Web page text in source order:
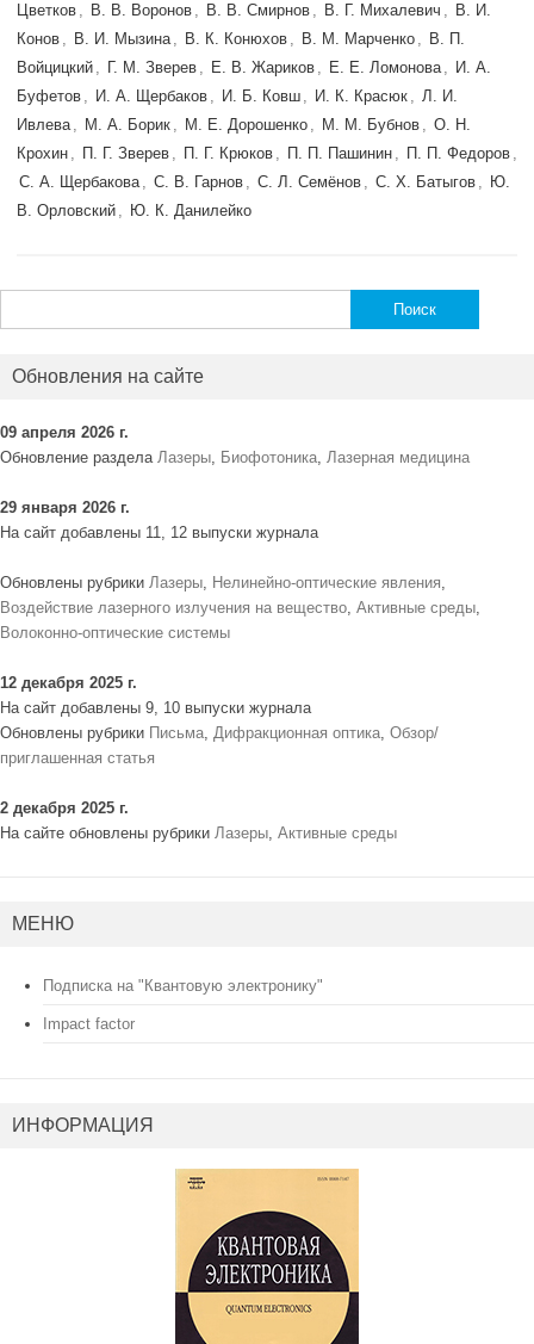
Цветков , В. В. Воронов , В. В. Смирнов , В. Г. Михалевич , В. И.
Конов , В. И. Мызина , В. К. Конюхов , В. М. Марченко , В. П.
Войцицкий , Г. М. Зверев , Е. В. Жариков , Е. Е. Ломонова , И. А.
Буфетов , И. А. Щербаков , И. Б. Ковш , И. К. Красюк , Л. И.
Ивлева , М. А. Борик , М. Е. Дорошенко , М. М. Бубнов , О. Н.
Крохин , П. Г. Зверев , П. Г. Крюков , П. П. Пашинин , П. П. Федоров ,
С. А. Щербакова , С. В. Гарнов , С. Л. Семёнов , С. Х. Батыгов , Ю.
В. Орловский , Ю. К. Данилейко
Обновления на сайте
09 апреля 2026 г.
Обновление раздела Лазеры, Биофотоника, Лазерная медицина
29 января 2026 г.
На сайт добавлены 11, 12 выпуски журнала
Обновлены рубрики Лазеры, Нелинейно-оптические явления,
Воздействие лазерного излучения на вещество, Активные среды,
Волоконно-оптические системы
12 декабря 2025 г.
На сайт добавлены 9, 10 выпуски журнала
Обновлены рубрики Письма, Дифракционная оптика, Обзор/
приглашенная статья
2 декабря 2025 г.
На сайте обновлены рубрики Лазеры, Активные среды
МЕНЮ
Подписка на "Квантовую электронику"
Impact factor
ИНФОРМАЦИЯ